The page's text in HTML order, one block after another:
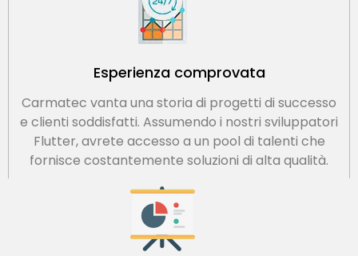
Esperienza comprovata
Carmatec vanta una storia di progetti di successo
e clienti soddisfatti. Assumendo i nostri sviluppatori
Flutter, avrete accesso a un pool di talenti che
fornisce costantemente soluzioni di alta qualità.